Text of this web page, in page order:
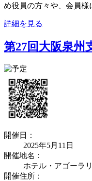
め役員の方々や、会員様
詳細を見る
第27回大阪泉州
開催日：
2025年5月11日
開催地名：
ホテル・アゴーラ
開催住所：